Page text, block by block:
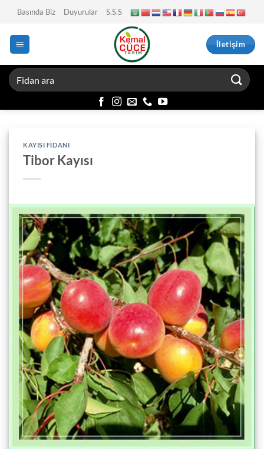
İçeriğeBasında Biz Duyurular S.S.S
İletişim
KAYISI FIDANI
Tibor Kayısı